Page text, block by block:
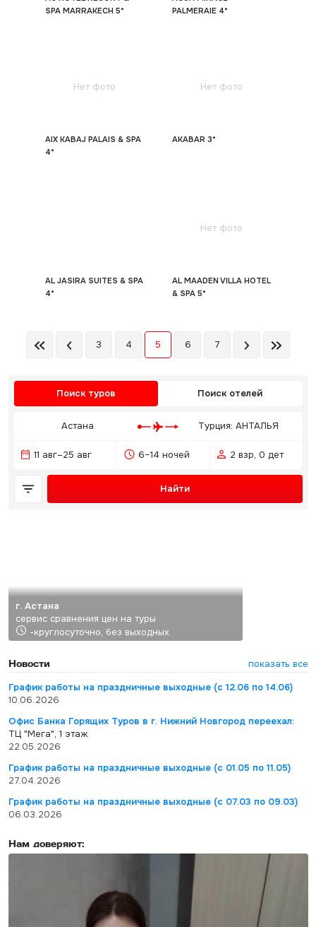
SPA MARRAKECH 5*
PALMERAIE 4*
Нет фото
AIX KABAJ PALAIS & SPA
4*
Нет фото
AKABAR 3*
AL JASIRA SUITES & SPA
4*
Нет фото
AL MAADEN VILLA HOTEL
& SPA 5*
3 4 5 6 7
Поиск туров Поиск отелей
Астана Турция: АНТАЛЬЯ
11 авг–25 авг 6–14 ночей 2 взр, 0 дет
Найти
г. Астана
сервис сравнения цен на туры
-круглосуточно, без выходных
Новости
показать все
График работы на праздничные выходные (с 12.06 по 14.06)
10.06.2026
Офис Банка Горящих Туров в г. Нижний Новгород переехал:
ТЦ "Мега", 1 этаж
22.05.2026
График работы на праздничные выходные (с 01.05 по 11.05)
27.04.2026
График работы на праздничные выходные (с 07.03 по 09.03)
06.03.2026
Нам доверяют: